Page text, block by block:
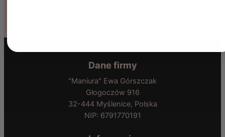
Dane firmy
"Maniura" Ewa Górszczak
Głogoczów 916
32-444 Myślenice, Polska
NIP: 6791770191